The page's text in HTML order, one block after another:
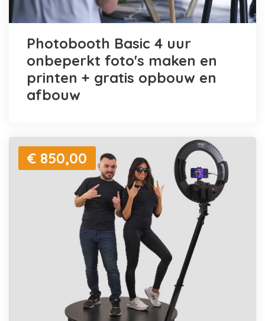
Photobooth Basic 4 uur
onbeperkt foto's maken en
printen + gratis opbouw en
afbouw
€ 850,00